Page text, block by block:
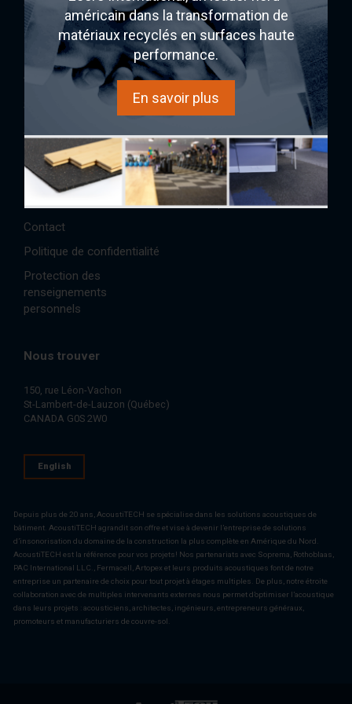
SONO/MAX25
Ecore
AcoustiTECH
Services et solutions
À propos
Partenaires
Réalisations/Études de cas
Références
Contact
Politique de confidentialité
Protection des
renseignements
personnels
Acheter
Expérience sonore
AcoustiCONDO
Où acheter
Boutique
Nous trouver
150, rue Léon-Vachon
St-Lambert-de-Lauzon (Québec)
CANADA G0S 2W0
English
Depuis plus de 20 ans, AcoustiTECH se spécialise dans les solutions acoustiques de
bâtiment. AcoustiTECH agrandit son offre et vise à devenir l’entreprise de solutions
d’insonorisation du domaine de la construction la plus complète en Amérique du Nord.
AcoustiTECH est la référence pour vos projets! Nos partenariats avec Soprema, Rothoblaas,
PAC International LLC., Fermacell, Artopex et leurs produits acoustiques font de notre
entreprise un partenaire de choix pour tout projet à étages multiples. De plus, notre étroite
collaboration avec de multiples intervenants externes nous permet d’optimiser l’acoustique
dans leurs projets : acousticiens, architectes, ingénieurs, entrepreneurs généraux,
promoteurs et manufacturiers de couvre-sol.
américain dans la transformation de
matériaux recyclés en surfaces haute
performance.
En savoir plus